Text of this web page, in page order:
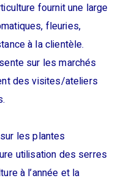
fournit une large
fleuries,
à la clientèle.
sur les marchés
des visites/ateliers
sur les plantes
utilisation des serres
à l’année et la